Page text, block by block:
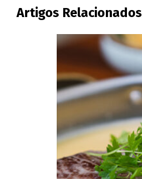
Artigos Relacionados